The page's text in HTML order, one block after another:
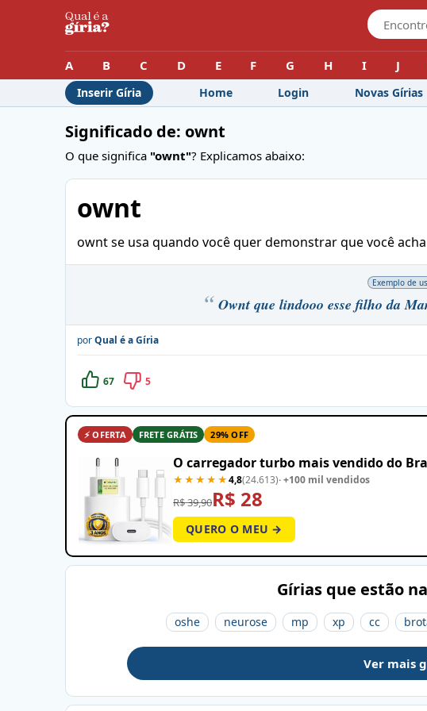
A B C D E F G H I J
Inserir Gíria Home Login Novas Gírias
Significado de: ownt
O que significa "ownt"? Explicamos abaixo:
ownt
ownt se usa quando você quer demonstrar que você
Exemplo de
Ownt que lindooo esse filho da
porQual é a Gíria
67 5
⚡ OFERTA FRETE GRÁTIS 29% OFF
O carregador turbo mais vendido do
★★★★★4,8(24.613)· +100 mil vendidos
R$ 39,90R$ 28
QUERO O MEU →
Gírias que estão
oshe neurose mp xp cc
Ver mais